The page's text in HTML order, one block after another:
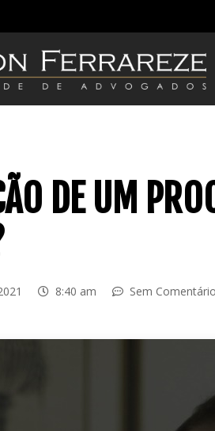
DE UM
8:40 am Sem